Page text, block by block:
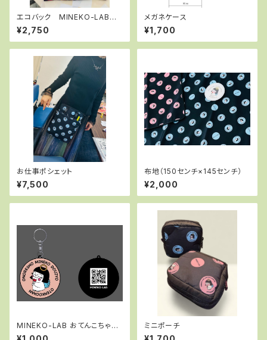
エコバック MINEKO-LABオ
リジナルファブリック
¥2,750
メガネケース
¥1,700
お仕事ポシェット
¥7,500
布地（150センチ×145センチ）
¥2,000
MINEKO-LAB おてんこちゃん
キーホルダー
ミニポーチ